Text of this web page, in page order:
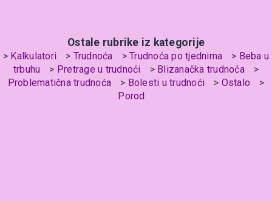
Ostale rubrike iz kategorije
Kalkulatori Trudnoća Trudnoća po tjednima
Beba u
trbuhu
Pretrage u trudnoći
Blizanačka trudnoća
Problematična trudnoća
Bolesti u trudnoći
Ostalo
Porod